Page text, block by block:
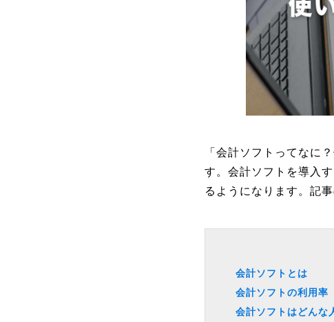
「会計ソフトってなに
す。会計ソフトを導入
るようになります。記
会計ソフトとは
会計ソフトの利用率
会計ソフトはどんな